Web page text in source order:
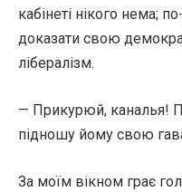
кабінеті нікого нема;
доказати свою
лібералізм.
— Прикурюй, каналья!
підношу йому свою
За моїм вікном грає